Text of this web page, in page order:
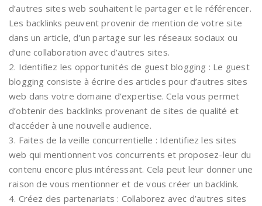
d’autres sites web souhaitent le partager et le référencer.
Les backlinks peuvent provenir de mention de votre site
dans un article, d’un partage sur les réseaux sociaux ou
d’une collaboration avec d’autres sites.
2. Identifiez les opportunités de guest blogging : Le guest
blogging consiste à écrire des articles pour d’autres sites
web dans votre domaine d’expertise. Cela vous permet
d’obtenir des backlinks provenant de sites de qualité et
d’accéder à une nouvelle audience.
3. Faites de la veille concurrentielle : Identifiez les sites
web qui mentionnent vos concurrents et proposez-leur du
contenu encore plus intéressant. Cela peut leur donner une
raison de vous mentionner et de vous créer un backlink.
4. Créez des partenariats : Collaborez avec d’autres sites